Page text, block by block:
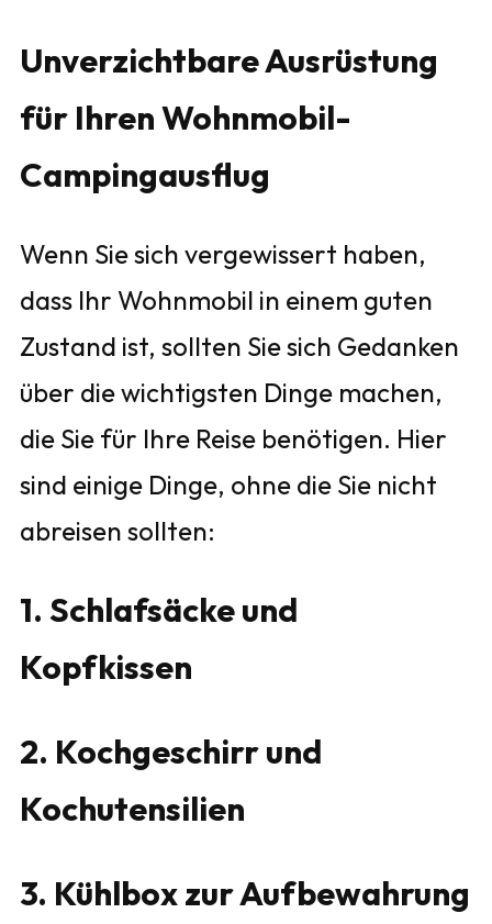
Unverzichtbare Ausrüstung
für Ihren Wohnmobil-
Campingausflug
Wenn Sie sich vergewissert haben,
dass Ihr Wohnmobil in einem guten
Zustand ist, sollten Sie sich Gedanken
über die wichtigsten Dinge machen,
die Sie für Ihre Reise benötigen. Hier
sind einige Dinge, ohne die Sie nicht
abreisen sollten:
1. Schlafsäcke und
Kopfkissen
2. Kochgeschirr und
Kochutensilien
3. Kühlbox zur Aufbewahrung